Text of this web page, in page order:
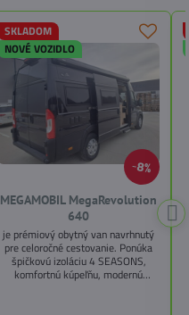
8%
SKLADOM
NOVÉ VOZIDLO
MEGAMOBIL MegaRevolution
640
je prémiový obytný van navrhnutý
pre celoročné cestovanie. Ponúka
špičkovú izoláciu 4 SEASONS,
komfortnú kúpeľňu, modernú